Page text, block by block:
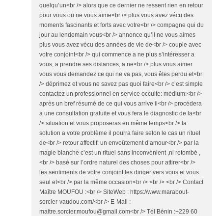
quelqu’un<br /> alors que ce dernier ne ressent rien en retour
pour vous ou ne vous aime<br /> plus vous avez vécu des
moments fascinants et forts avec votre<br /> compagne qui du
jour au lendemain vous<br /> annonce qu’il ne vous aimes
plus vous avez vécu des années de vie de<br /> couple avec
votre conjoint<br /> qui commence a ne plus s’intéresser a
vous, a prendre ses distances, a ne<br /> plus vous aimer
vous vous demandez ce qui ne va pas, vous êtes perdu et<br
/> déprimez et vous ne savez pas quoi faire<br /> c’est simple
contactez un professionnel en service occulte: médium:<br />
après un bref résumé de ce qui vous arrive il<br /> procédera
a une consultation gratuite et vous fera le diagnostic de la<br
/> situation et vous proposeras en même temps<br /> la
solution a votre problème il pourra faire selon le cas un rituel
de<br /> retour affectif: un envoûtement d’amour<br /> par la
magie blanche c’est un rituel sans inconvénient ,ni retombé ,
<br /> basé sur l’ordre naturel des choses pour attirer<br />
les sentiments de votre conjoint,les diriger vers vous et vous
seul et<br /> par la même occasion<br /> <br /> <br /> Contact
Maître MOUFOU :<br /> SiteWeb : https://www.marabout-
sorcier-vaudou.com/<br /> E-Mail :
maitre.sorcier.moufou@gmail.com<br /> Tél Bénin :+229 60